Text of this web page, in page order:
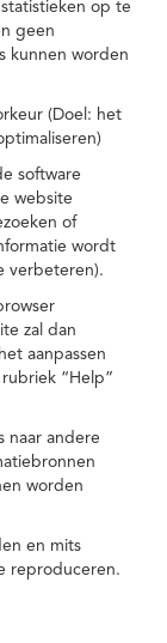
op te
geen
kunnen worden
(Doel: het
software
website
of
wordt
verbeteren).
zal dan
aanpassen
“Help”
naar andere
worden
en mits
reproduceren.